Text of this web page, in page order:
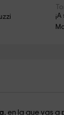
en la que vas